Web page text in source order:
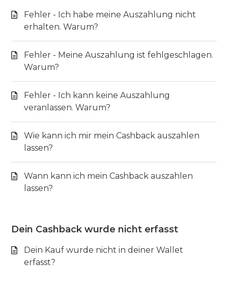
Fehler - Ich habe meine Auszahlung nicht
erhalten. Warum?
Fehler - Meine Auszahlung ist fehlgeschlagen.
Warum?
Fehler - Ich kann keine Auszahlung
veranlassen. Warum?
Wie kann ich mir mein Cashback auszahlen
lassen?
Wann kann ich mein Cashback auszahlen
lassen?
Dein Cashback wurde nicht erfasst
Dein Kauf wurde nicht in deiner Wallet
erfasst?